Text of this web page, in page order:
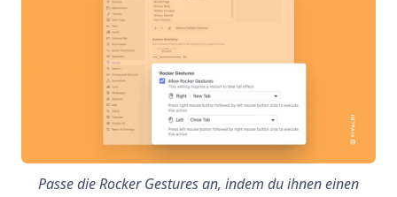
Passe die Rocker Gestures an, indem du ihnen einen